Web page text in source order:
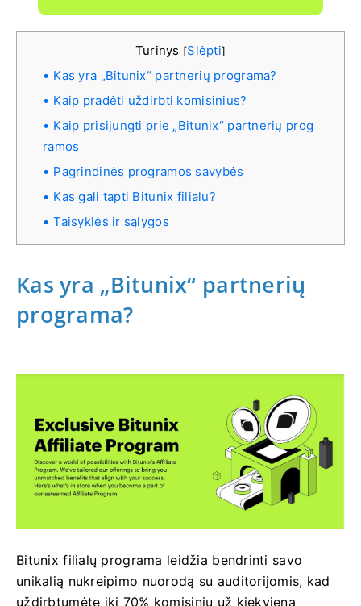
Turinys [Slėpti]
Kas yra „Bitunix“ partnerių programa?
Kaip pradėti uždirbti komisinius?
Kaip prisijungti prie „Bitunix“ partnerių prog
ramos
Pagrindinės programos savybės
Kas gali tapti Bitunix filialu?
Taisyklės ir sąlygos
Kas yra „Bitunix“ partnerių
programa?
Bitunix filialų programa leidžia bendrinti savo
unikalią nukreipimo nuorodą su auditorijomis, kad
uždirbtumėte iki 70% komisinių už kiekvieną